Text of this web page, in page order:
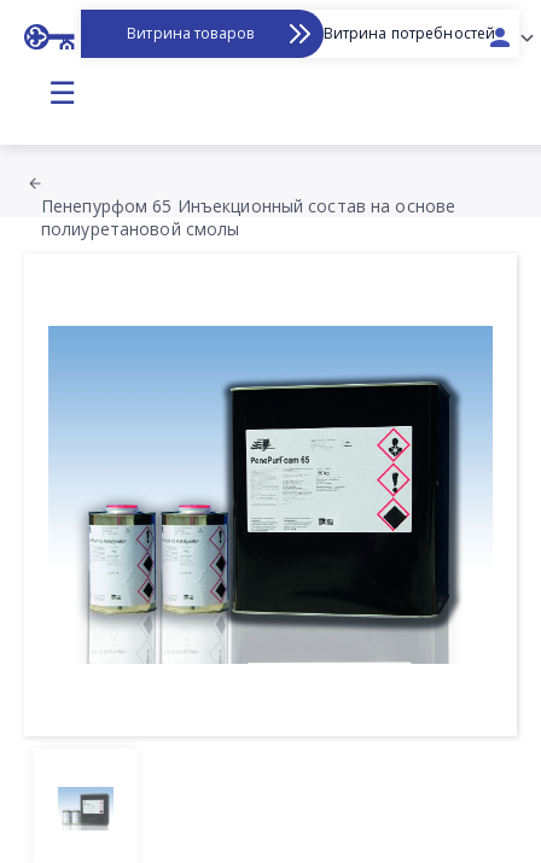
Витрина товаров Витрина потребностей
☰
Пенепурфом 65 Инъекционный состав на основе
полиуретановой смолы